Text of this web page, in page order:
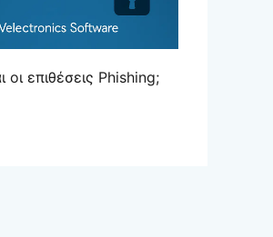
οι επιθέσεις Phishing;